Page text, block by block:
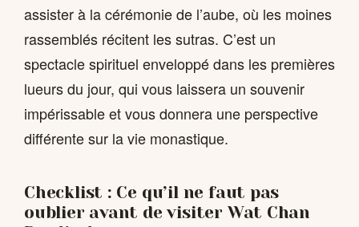
assister à la cérémonie de l’aube, où les moines
rassemblés récitent les sutras. C’est un
spectacle spirituel enveloppé dans les premières
lueurs du jour, qui vous laissera un souvenir
impérissable et vous donnera une perspective
différente sur la vie monastique.
Checklist : Ce qu’il ne faut pas
oublier avant de visiter Wat Chan